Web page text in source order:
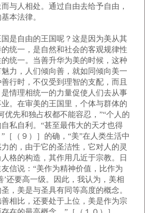
与人相处。通过自由去给予自由，
本法律。
）］
自由的王国呢？这是因为美从其
统一，是自然和社会的客观规律性
统一。当善升华为美的时候，这种
力，人们倾向善，就如同倾向美一
行时，不仅受到理智的支配，而且
情理相统一的力量促使人们去从事
。在审美的王国里，个体与群体的
优先和独占权都不能容忍，”“个人的
私自利。“甚至最伟大的天才也得
［（９）］的确，“美”在人类生活中
的，由于它的圣洁性，它对人的灵
格的构造，其作用几近于宗教。日
信说：“美作为精神价值，比作为
’还要高一级。因此，我认为，美相
，美是与圣具有同等高度的概念。
相比，还要处于上位，美是作为宗